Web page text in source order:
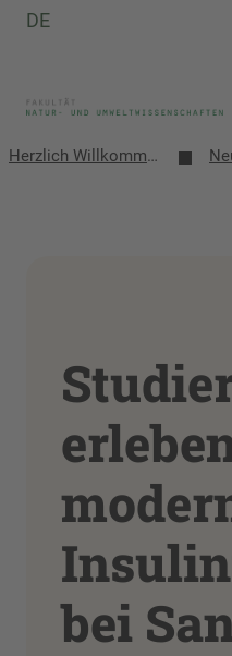
DE
Herzlich Willkommen an der Fakultät Natur- und Umweltwissenschaften
bei